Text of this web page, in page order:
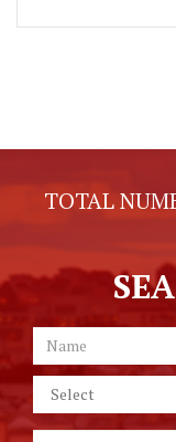
TOTAL